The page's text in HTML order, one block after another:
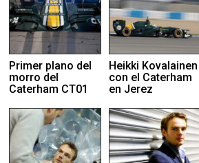
Primer plano del
morro del
Caterham CT01
Heikki Kovalainen
con el Caterham
en Jerez